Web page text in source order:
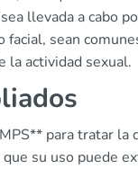
llevada a cabo
sean
la actividad sexual.
para tratar
su uso puede